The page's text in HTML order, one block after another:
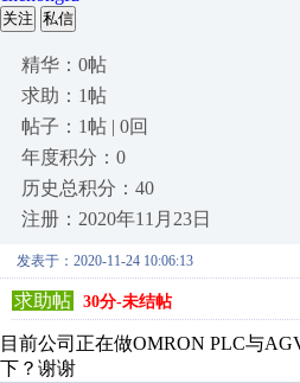
关注 私信
精华：0帖
求助：1帖
帖子：1帖 | 0回
年度积分：0
历史总积分：40
注册：2020年11月23日
发表于：2020-11-24 10:06:13
求助帖
30分-未结帖
目前公司正在做OMRON PLC与
下？谢谢